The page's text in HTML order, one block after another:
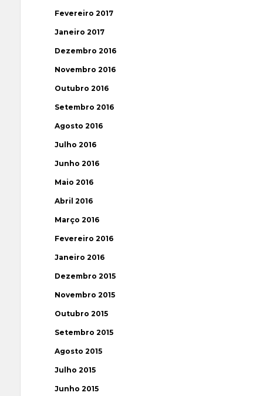
Fevereiro 2017
Janeiro 2017
Dezembro 2016
Novembro 2016
Outubro 2016
Setembro 2016
Agosto 2016
Julho 2016
Junho 2016
Maio 2016
Abril 2016
Março 2016
Fevereiro 2016
Janeiro 2016
Dezembro 2015
Novembro 2015
Outubro 2015
Setembro 2015
Agosto 2015
Julho 2015
Junho 2015